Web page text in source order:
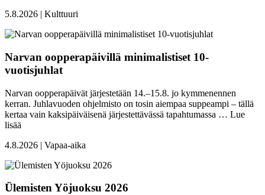
5.8.2026 | Kulttuuri
Narvan oopperapäivillä minimalistiset 10-
vuotisjuhlat
Narvan oopperapäivät järjestetään 14.–15.8. jo kymmenennen
kerran. Juhlavuoden ohjelmisto on tosin aiempaa suppeampi – tällä
kertaa vain kaksipäiväisenä järjestettävässä tapahtumassa … Lue
lisää
4.8.2026 | Vapaa-aika
Ülemisten Yöjuoksu 2026